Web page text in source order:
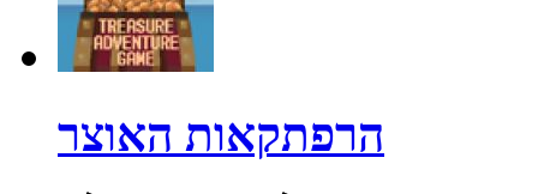
הרפתקאות האוצר